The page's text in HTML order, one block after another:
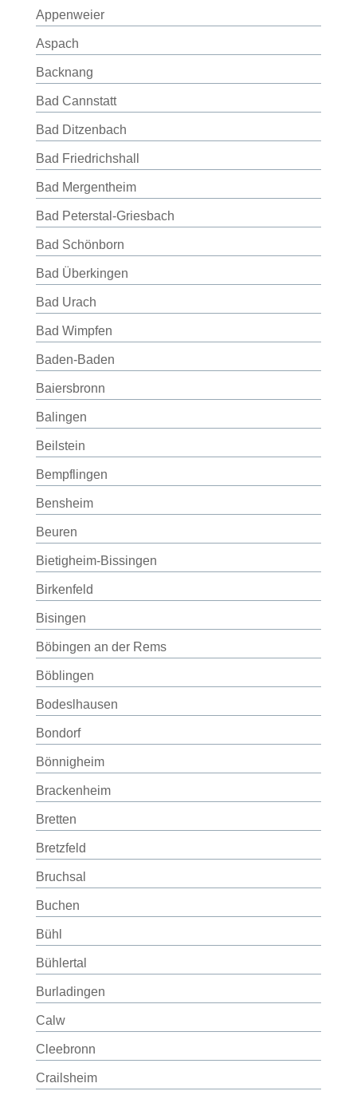
Appenweier
Aspach
Backnang
Bad Cannstatt
Bad Ditzenbach
Bad Friedrichshall
Bad Mergentheim
Bad Peterstal-Griesbach
Bad Schönborn
Bad Überkingen
Bad Urach
Bad Wimpfen
Baden-Baden
Baiersbronn
Balingen
Beilstein
Bempflingen
Bensheim
Beuren
Bietigheim-Bissingen
Birkenfeld
Bisingen
Böbingen an der Rems
Böblingen
Bodeslhausen
Bondorf
Bönnigheim
Brackenheim
Bretten
Bretzfeld
Bruchsal
Buchen
Bühl
Bühlertal
Burladingen
Calw
Cleebronn
Crailsheim